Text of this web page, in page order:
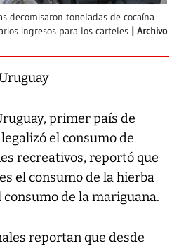
decomisaron toneladas de cocaína
ingresos para los carteles
Archivo
primer país de
el consumo de
recreativos, reportó que
el consumo de la hierba
consumo de la mariguana.
reportan que desde